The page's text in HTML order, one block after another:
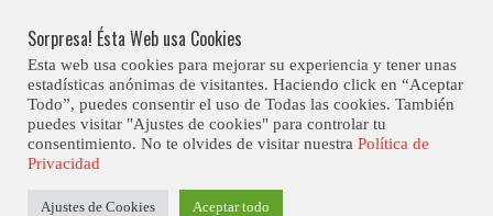
content
Club Contest.
Sorpresa! Ésta Web usa Cookies
Esta web usa cookies para mejorar su experiencia y tener unas
estadísticas anónimas de visitantes. Haciendo click en “Aceptar
Todo”, puedes consentir el uso de Todas las cookies. También
puedes visitar "Ajustes de cookies" para controlar tu
consentimiento. No te olvides de visitar nuestra Política de
Privacidad
Ajustes de Cookies Aceptar todo